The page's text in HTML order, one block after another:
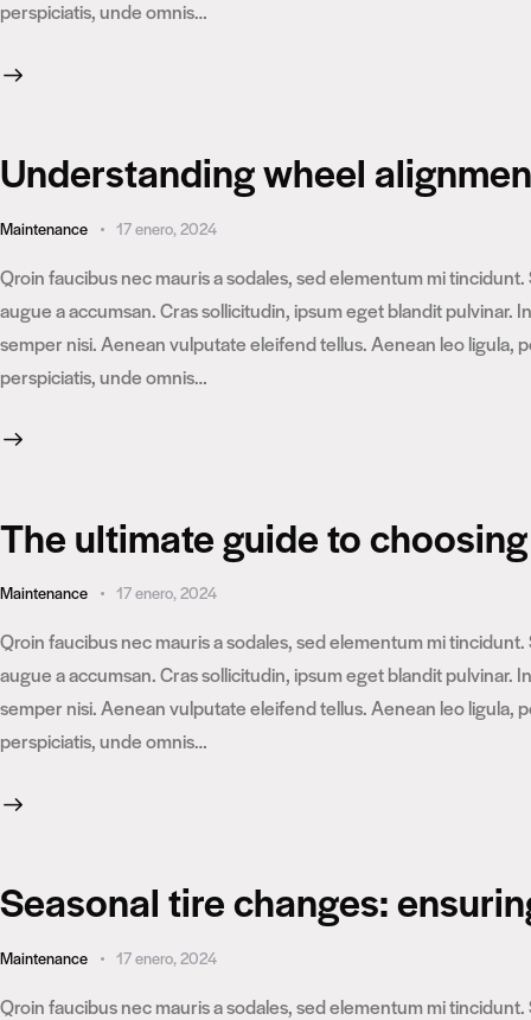
perspiciatis, unde omnis…
Understanding wheel
Maintenance 17 enero, 2024
Qroin faucibus nec mauris a sodales, sed elementum mi
augue a accumsan. Cras sollicitudin, ipsum eget blandit
semper nisi. Aenean vulputate eleifend tellus. Aenean leo ligula,
perspiciatis, unde omnis…
The ultimate guide to
Maintenance 17 enero, 2024
Qroin faucibus nec mauris a sodales, sed elementum mi
augue a accumsan. Cras sollicitudin, ipsum eget blandit
semper nisi. Aenean vulputate eleifend tellus. Aenean leo ligula,
perspiciatis, unde omnis…
Seasonal tire changes:
Maintenance 17 enero, 2024
Qroin faucibus nec mauris a sodales, sed elementum mi